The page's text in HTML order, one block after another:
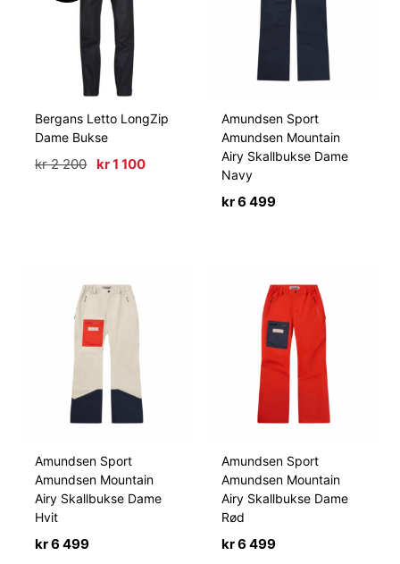
Bergans Letto LongZip
Dame Bukse
kr2 200 Opprinnelig
kr1 100Nåværende
Amundsen Sport
Amundsen Mountain
Airy Skallbukse Dame
Navy
kr6 499
Amundsen Sport
Amundsen Mountain
Airy Skallbukse Dame
Hvit
kr6 499
Amundsen Sport
Amundsen Mountain
Airy Skallbukse Dame
Rød
kr6 499